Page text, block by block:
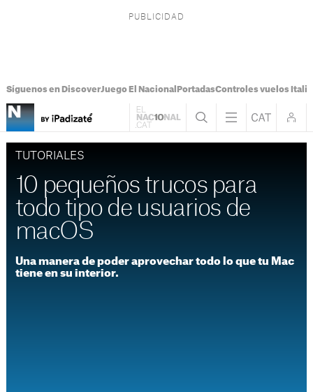
Síguenos en DiscoverJuego El Nacional PortadasControles vuelos Italia
TUTORIALES
10 pequeños trucos para
todo tipo de usuarios de
macOS
Una manera de poder aprovechar todo lo que tu Mac
tiene en su interior.